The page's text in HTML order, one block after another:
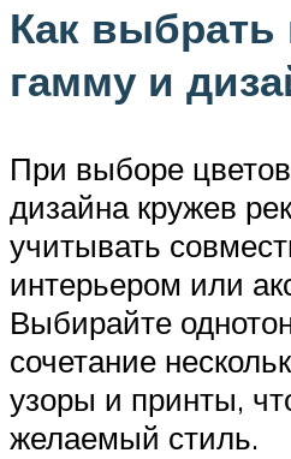
Как
гамму и
При выборе
дизайна кружев
учитывать
интерьером или
Выбирайте
сочетание
узоры и принты,
желаемый стиль.